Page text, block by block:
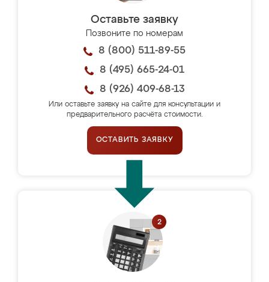
Оставьте заявку
Позвоните по номерам
8 (800) 511-89-55
8 (495) 665-24-01
8 (926) 409-68-13
Или оставьте заявку на сайте для консультации и
предварительного расчёта стоимости.
ОСТАВИТЬ ЗАЯВКУ